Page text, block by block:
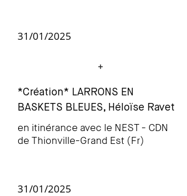
31/01/2025
*Création* LARRONS EN
BASKETS BLEUES, Héloïse Ravet
en itinérance avec le NEST - CDN
de Thionville-Grand Est (Fr)
31/01/2025